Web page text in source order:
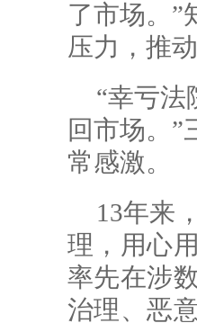
了市场。”
压力，推
“幸亏法
回市场。
常感激。
13年来
理，用心
率先在涉
治理、恶